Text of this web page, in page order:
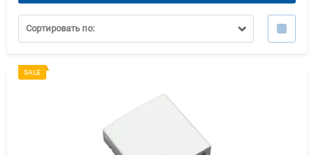
Сортировать по:
SALE